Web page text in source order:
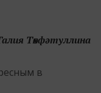
Төхфәтуллина
в